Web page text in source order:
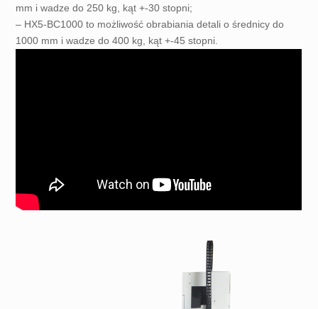
mm i wadze do 250 kg, kąt +-30 stopni;
– HX5-BC1000 to możliwość obrabiania detali o średnicy do
1000 mm i wadze do 400 kg, kąt +-45 stopni.